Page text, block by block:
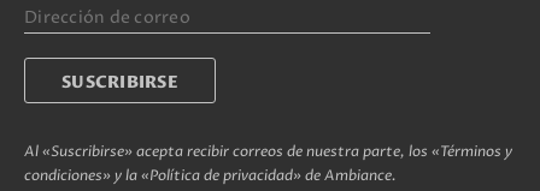
Al «Suscribirse» acepta recibir correos de nuestra parte, los «Términos y
condiciones» y la «Política de privacidad» de Ambiance.